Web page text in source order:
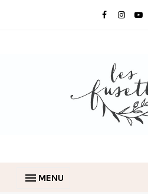
MENU